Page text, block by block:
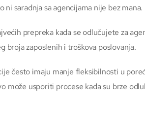
ni saradnja sa agencijama nije bez mana.
prepreka kada se odlučujete za
broja zaposlenih i troškova poslovanja.
često imaju manje fleksibilnosti u
može usporiti procese kada su brze